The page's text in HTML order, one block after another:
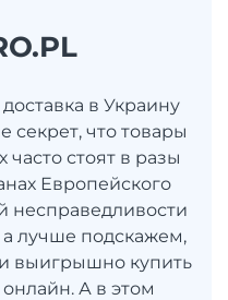
в Украину
секрет, что товары
часто стоят в разы
Европейского
несправедливости
а лучше подскажем,
выигрышно купить
А в этом